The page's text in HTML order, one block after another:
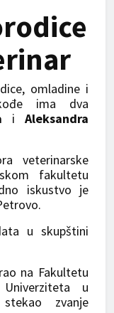
omladine i
ima dva
i Aleksandra
veterinarske
fakultetu
iskustvo je
u skupštini
na Fakultetu
u
zvanje